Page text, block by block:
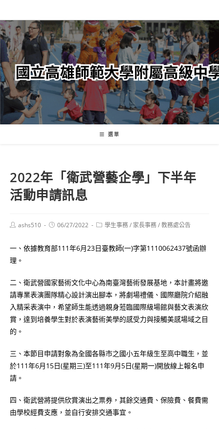
轉
至
主
內
容
選單
2022年「衛武營藝企學」下半年
活動申請訊息
Postashs510
Post06/27/2022
Post學生事務/ 家長事務/教務處公告
一、依據教育部111年6月23日臺教師(一)字第1110062437號函辦
理。
二、衛武營國家藝術文化中心為南臺灣藝術發展基地，本計畫將邀
請專業表演團隊精心設計演出腳本，將劇場禮儀、國際廳院介紹融
入精采表演中，希望師生能透過親身蒞臨國際級場館與藝文表演欣
賞，達到培養學生對於表演藝術美學的感受力與接觸美感場域之目
的。
三、本節目申請對象為全國各縣市之國小五年級生至高中職生，並
於111年6月15日(星期三)至111年9月5日(星期一)開放線上報名申
請。
四、衛武營將提供欣賞演出之票券，其餘交通費、保險費、餐費需
由學校經費支應，並自行安排交通事宜。